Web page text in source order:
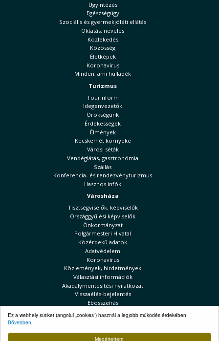
Megértettem!
Ez a webhely sütiket (angolul „cookies”) használ a legjobb működés érdekében.
Bővebben
Ügyintézés
Egészségügy
Szociális és gyermekjóléti ellátás
Oktatás, nevelés
Közlekedés
Közösség
Életképek
Koronavírus
Minden, ami hulladék
Turizmus
Tourinform
Idegenvezetők
Örökségünk
Érdekességek
Élmények
Kecskemét környéke
Városi séták
Vendéglátás, gasztronómia
Szállás
Konferencia- és rendezvényturizmus
Hasznos infók
Városháza
Tisztségviselők, képviselők
Országgyűlési képviselők
Önkormányzat
Polgármesteri Hivatal
Közérdekű adatok
Adatvédelem
Koronavírus
Közlemények, hirdetmények
Választási információk
Akadálymentesítési nyilatkozat
Visszaélés-bejelentés
Ebösszeírás
Kecskeméti Hírek